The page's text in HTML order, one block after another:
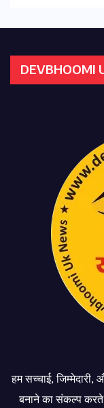
DEVBHOOMI
हम सच्चाई,
बनाने का संकल्प